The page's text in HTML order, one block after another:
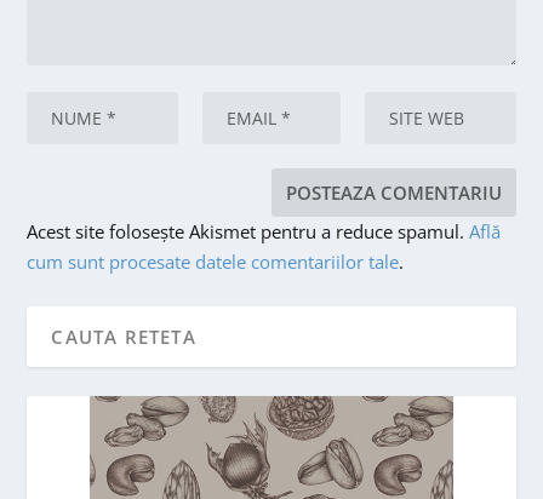
Acest site folosește Akismet pentru a reduce spamul.Află
cum sunt procesate datele comentariilor tale.